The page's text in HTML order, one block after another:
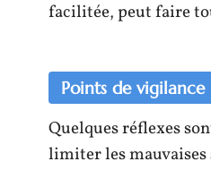
facilitée, peut faire
Points de
Quelques réflexes
limiter les mauvaises